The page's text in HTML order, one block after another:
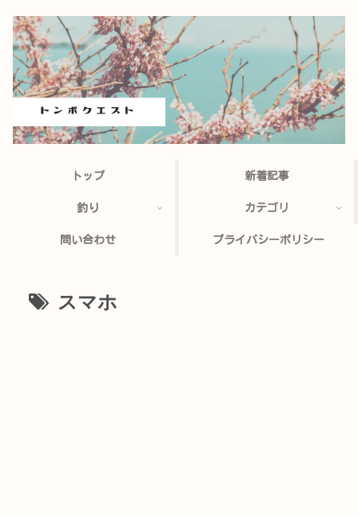
トップ 新着記事
釣り カテゴリ
問い合わせ プライバシーポリシー
スマホ